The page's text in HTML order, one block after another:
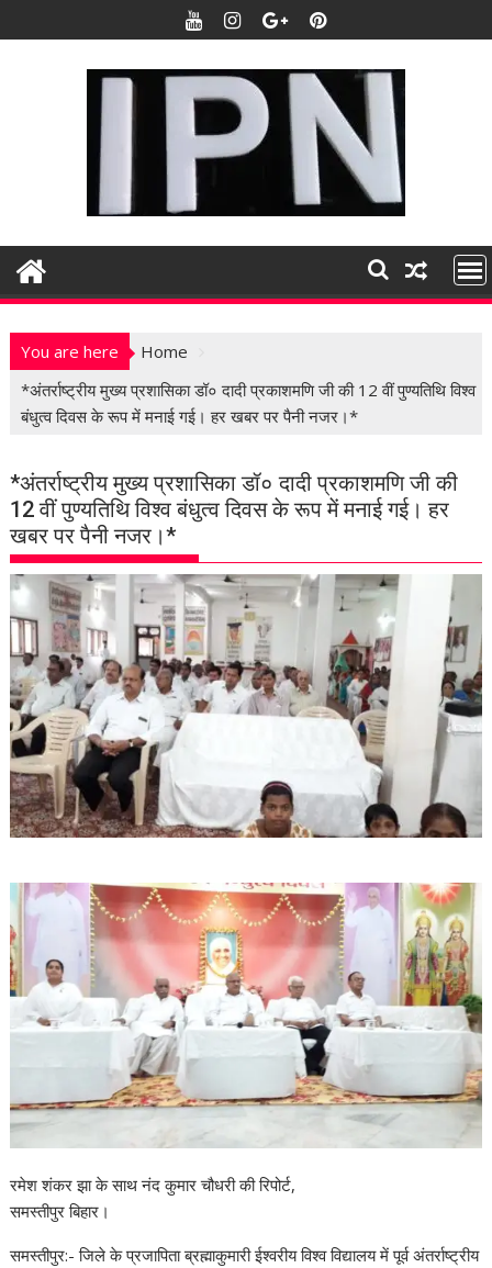
k
t
n
You are here
Home
*अंतर्राष्ट्रीय मुख्य प्रशासिका डॉ० दादी प्रकाशमणि जी की 12 वीं पुण्यतिथि विश्व
बंधुत्व दिवस के रूप में मनाई गई। हर खबर पर पैनी नजर।*
*अंतर्राष्ट्रीय मुख्य प्रशासिका डॉ० दादी प्रकाशमणि जी की
12 वीं पुण्यतिथि विश्व बंधुत्व दिवस के रूप में मनाई गई। हर
खबर पर पैनी नजर।*
रमेश शंकर झा के साथ नंद कुमार चौधरी की रिपोर्ट,
समस्तीपुर बिहार।
समस्तीपुर:- जिले के प्रजापिता ब्रह्माकुमारी ईश्वरीय विश्व विद्यालय में पूर्व अंतर्राष्ट्रीय